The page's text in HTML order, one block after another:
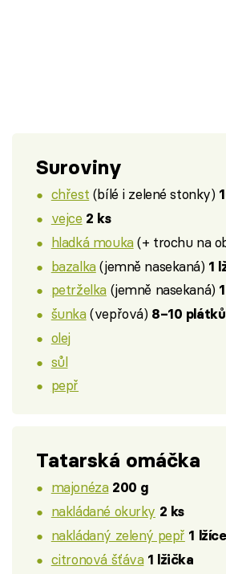
Suroviny
chřest (bílé i zelené stonky)
vejce 2 ks
hladká mouka(+ trochu na
bazalka(jemně nasekaná) 1
petrželka(jemně nasekaná)
šunka(vepřová) 8–10 plátků
olej
sůl
pepř
Tatarská omáčka
majonéza 200 g
nakládané okurky 2 ks
nakládaný zelený pepř 1 lžíce
citronová šťáva 1 lžička